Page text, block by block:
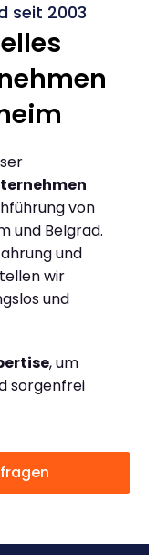
seit 2003
von
und Belgrad.
und
wir
und
, um
sorgenfrei